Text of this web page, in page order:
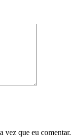
vez que eu comentar.